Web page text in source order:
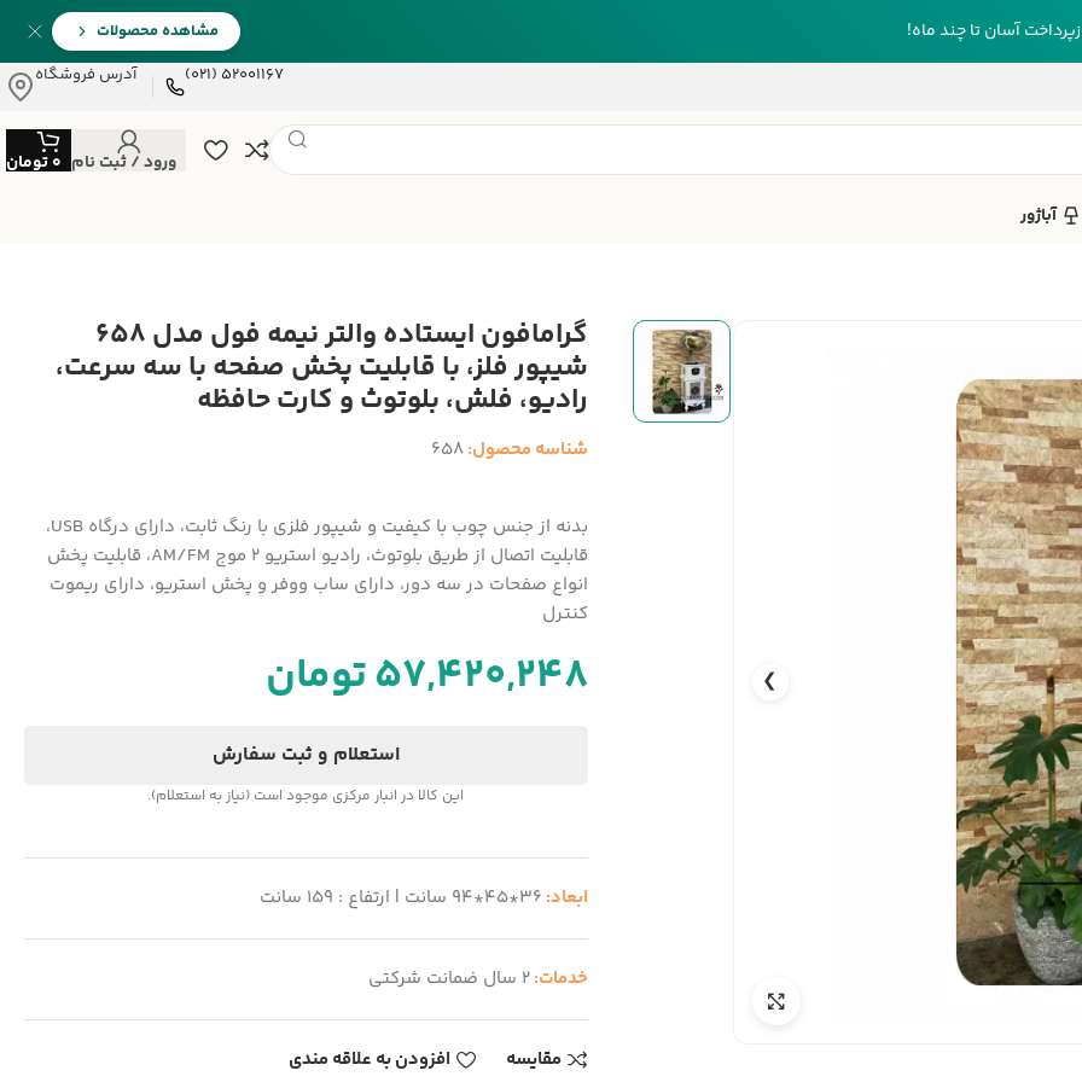
آسان تا چند ماه!
مشاهده محصولات
52001167 (021)
آدرس فروشگاه
ورود / ثبت نام 0تومان
آباژور
❯
گرامافون ایستاده والتر نیمه فول مدل 658
شیپور فلز، با قابلیت پخش صفحه با سه سرعت،
رادیو، فلش، بلوتوث و کارت حافظه
شناسه محصول:658
بدنه از جنس چوب با کیفیت و شیپور فلزی با رنگ ثابت، دارای درگاه USB،
قابلیت اتصال از طریق بلوتوث، رادیو استریو 2 موج AM/FM، قابلیت پخش
انواع صفحات در سه دور، دارای ساب ووفر و پخش استریو، دارای ریموت
کنترل
57,420,248تومان
استعلام و ثبت سفارش
این کالا در انبار مرکزی موجود است (نیاز به استعلام).
ابعاد: 36*45*94 سانت | ارتفاع : 159 سانت
خدمات:2 سال ضمانت شرکتی
مقایسه افزودن به علاقه مندی